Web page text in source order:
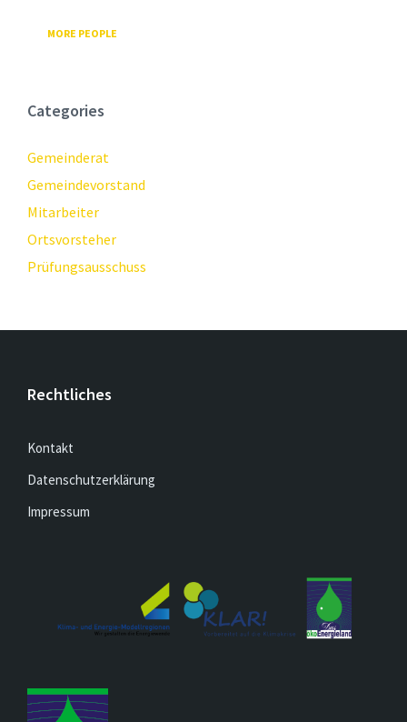
MORE PEOPLE
Categories
Gemeinderat
Gemeindevorstand
Mitarbeiter
Ortsvorsteher
Prüfungsausschuss
Rechtliches
Kontakt
Datenschutzerklärung
Impressum